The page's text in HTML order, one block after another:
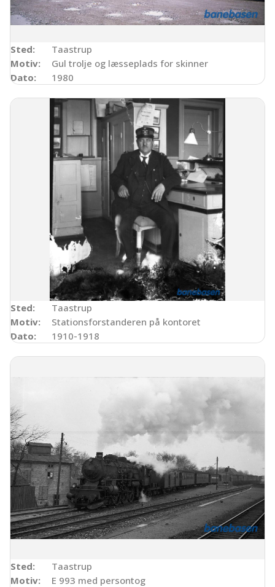
Sted:
Taastrup
Motiv:
Gul trolje og læsseplads for skinner
Dato:
1980
Sted:
Taastrup
Motiv:
Stationsforstanderen på kontoret
Dato:
1910-1918
Sted:
Taastrup
Motiv:
E 993 med persontog